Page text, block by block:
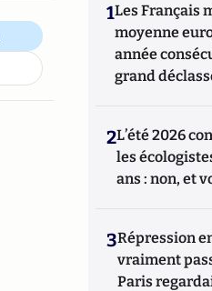
1Les Français
moyenne
année
grand
2L’été 2026
les
ans : non, et
3Répression
vraiment
Paris